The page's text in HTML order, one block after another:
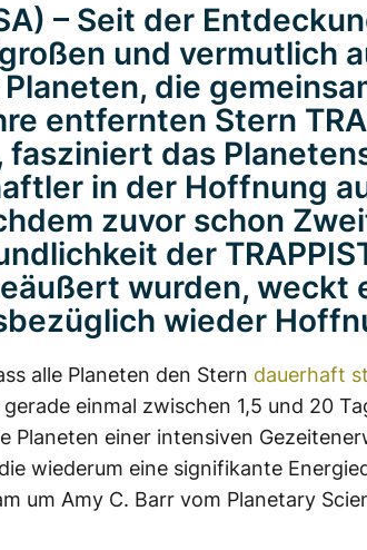
– Seit der
und vermutlich
die
entfernten Stern
fasziniert das
in der Hoffnung
zuvor schon
der
wurden, weckt
wieder
alle Planeten den Stern dauerhaft
einmal zwischen 1,5 und 20
Planeten einer intensiven
wiederum eine signifikante
um Amy C. Barr vom Planetary